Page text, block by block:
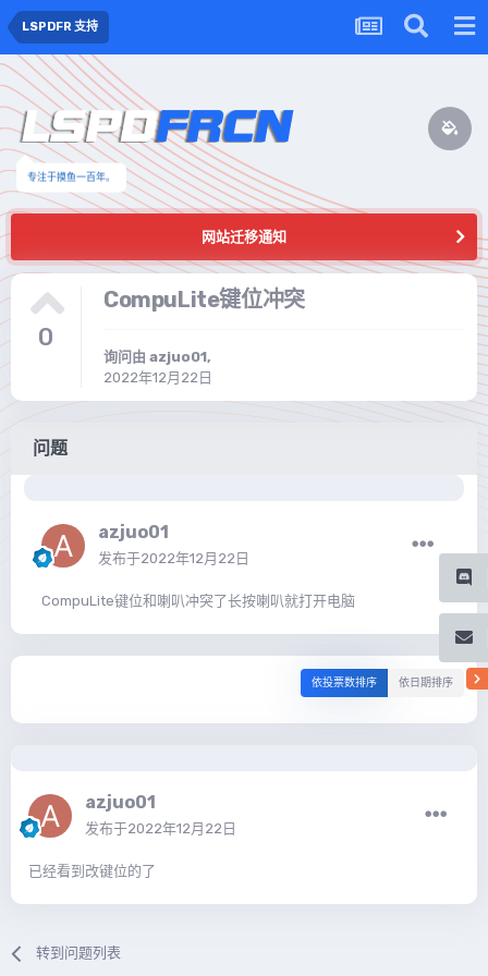
LSPDFR 支持
专注于摸鱼一百年。
网站迁移通知
0
CompuLite键位冲突
询问由 azjuo01,
2022年12月22日
问题
azjuo01
发布于2022年12月22日
CompuLite键位和喇叭冲突了长按喇叭就打开电脑
依投票数排序 依日期排序
azjuo01
发布于2022年12月22日
已经看到改键位的了
转到问题列表